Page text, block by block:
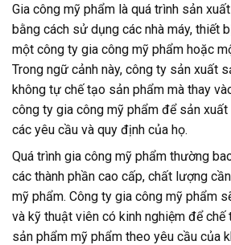
Gia công mỹ phẩm là quá trình sản
bằng cách sử dụng các nhà máy, thiết
một công ty gia công mỹ phẩm hoặc
Trong ngữ cảnh này, công ty sản xuất
không tự chế tạo sản phẩm mà thay
công ty gia công mỹ phẩm để sản
các yêu cầu và quy định của họ.
Quá trình gia công mỹ phẩm thường
các thành phần cao cấp, chất lượng
mỹ phẩm. Công ty gia công mỹ phẩm
và kỹ thuật viên có kinh nghiệm để
sản phẩm mỹ phẩm theo yêu cầu của